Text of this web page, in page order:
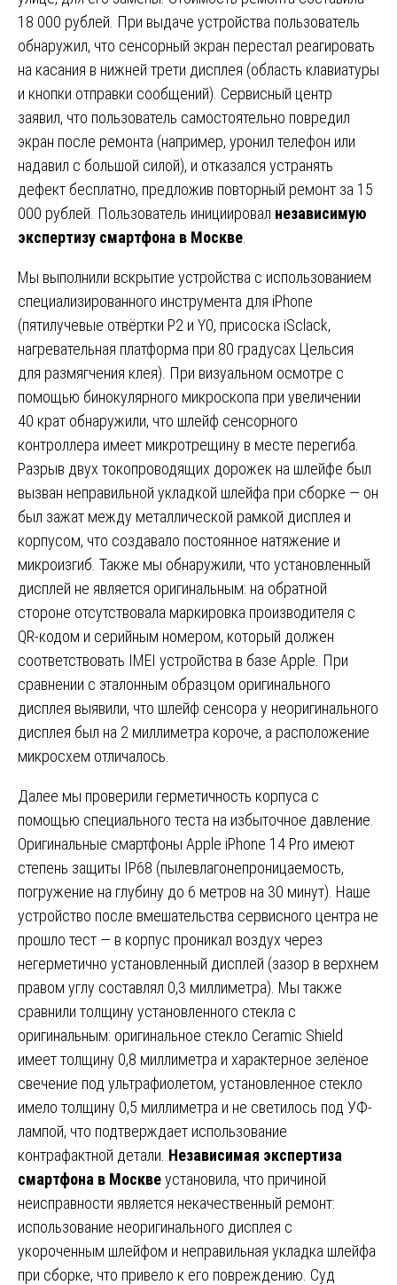
18 000 рублей. При выдаче устройства пользователь
обнаружил, что сенсорный экран перестал реагировать
на касания в нижней трети дисплея (область клавиатуры
и кнопки отправки сообщений). Сервисный центр
заявил, что пользователь самостоятельно повредил
экран после ремонта (например, уронил телефон или
надавил с большой силой), и отказался устранять
дефект бесплатно, предложив повторный ремонт за 15
000 рублей. Пользователь инициировал независимую
экспертизу смартфона в Москве
Мы выполнили вскрытие устройства с использованием
специализированного инструмента для iPhone
(пятилучевые отвёртки P2 и Y0, присоска iSclack,
нагревательная платформа при 80 градусах Цельсия
для размягчения клея). При визуальном осмотре с
помощью бинокулярного микроскопа при увеличении
40 крат обнаружили, что шлейф сенсорного
контроллера имеет микротрещину в месте перегиба.
Разрыв двух токопроводящих дорожек на шлейфе был
вызван неправильной укладкой шлейфа при сборке — он
был зажат между металлической рамкой дисплея и
корпусом, что создавало постоянное натяжение и
микроизгиб. Также мы обнаружили, что установленный
дисплей не является оригинальным: на обратной
стороне отсутствовала маркировка производителя с
QR-кодом и серийным номером, который должен
соответствовать IMEI устройства в базе Apple. При
сравнении с эталонным образцом оригинального
дисплея выявили, что шлейф сенсора у неоригинального
дисплея был на 2 миллиметра короче, а расположение
микросхем отличалось.
Далее мы проверили герметичность корпуса с
помощью специального теста на избыточное давление.
Оригинальные смартфоны Apple iPhone 14 Pro имеют
степень защиты IP68 (пылевлагонепроницаемость,
погружение на глубину до 6 метров на 30 минут). Наше
устройство после вмешательства сервисного центра не
прошло тест — в корпус проникал воздух через
негерметично установленный дисплей (зазор в верхнем
правом углу составлял 0,3 миллиметра). Мы также
сравнили толщину установленного стекла с
оригинальным: оригинальное стекло Ceramic Shield
имеет толщину 0,8 миллиметра и характерное зелёное
свечение под ультрафиолетом, установленное стекло
имело толщину 0,5 миллиметра и не светилось под УФ-
лампой, что подтверждает использование
контрафактной детали. Независимая экспертиза
смартфона в Москвеустановила, что причиной
неисправности является некачественный ремонт:
использование неоригинального дисплея с
укороченным шлейфом и неправильная укладка шлейфа
при сборке, что привело к его повреждению. Суд